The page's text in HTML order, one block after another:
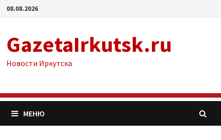
Перейти
08.08.2026
GazetaIrkutsk.ru
Новости Иркутска
МЕНЮ